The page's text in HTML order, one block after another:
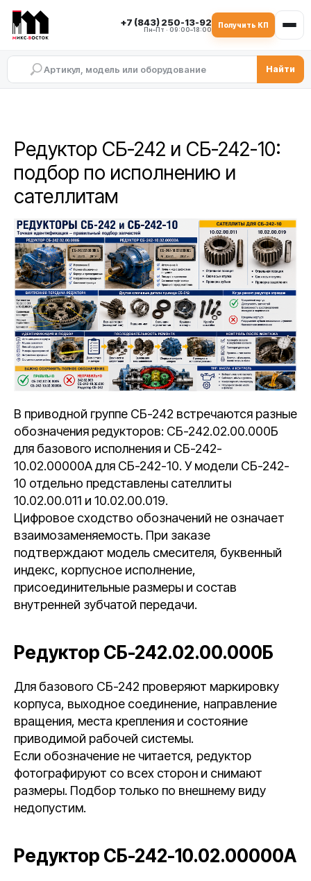
+7 (843) 250-13-92
Пн–Пт · 09:00–18:00
Получить КП
Найти
Редуктор СБ-242 и СБ-242-10:
подбор по исполнению и
сателлитам
В приводной группе СБ-242 встречаются разные
обозначения редукторов: СБ-242.02.00.000Б
для базового исполнения и СБ-242-
10.02.00000А для СБ-242-10. У модели СБ-242-
10 отдельно представлены сателлиты
10.02.00.011 и 10.02.00.019.
Цифровое сходство обозначений не означает
взаимозаменяемость. При заказе
подтверждают модель смесителя, буквенный
индекс, корпусное исполнение,
присоединительные размеры и состав
внутренней зубчатой передачи.
Редуктор СБ-242.02.00.000Б
Для базового СБ-242 проверяют маркировку
корпуса, выходное соединение, направление
вращения, места крепления и состояние
приводимой рабочей системы.
Если обозначение не читается, редуктор
фотографируют со всех сторон и снимают
размеры. Подбор только по внешнему виду
недопустим.
Редуктор СБ-242-10.02.00000А